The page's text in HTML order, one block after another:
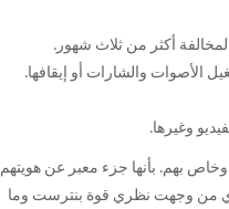
أكثر من ثلاث شهور.
الأصوات والشارات أو إيقافها.
بهم. بأنها جزء معبر عن هويتهم
من وجهت نظري قوة بنترست وما